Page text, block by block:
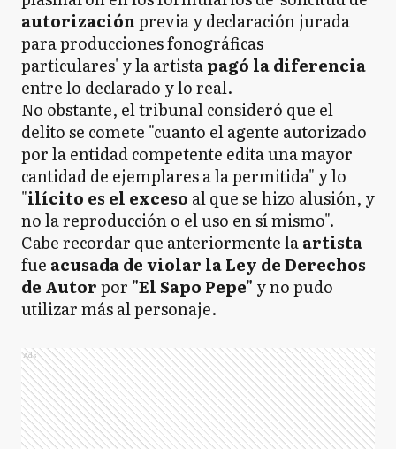
autorizaciónprevia y declaración jurada
para producciones fonográficas
particulares' y la artistapagó la diferencia
entre lo declarado y lo real.
No obstante, el tribunal consideró que el
delito se comete "cuanto el agente autorizado
por la entidad competente edita una mayor
cantidad de ejemplares a la permitida" y lo
"ilícito es el exceso al que se hizo alusión, y
no la reproducción o el uso en sí mismo".
Cabe recordar que anteriormente laartista
fue acusada de violar la Ley de Derechos
de Autorpor "El Sapo Pepe" y no pudo
utilizar más al personaje.
Ads